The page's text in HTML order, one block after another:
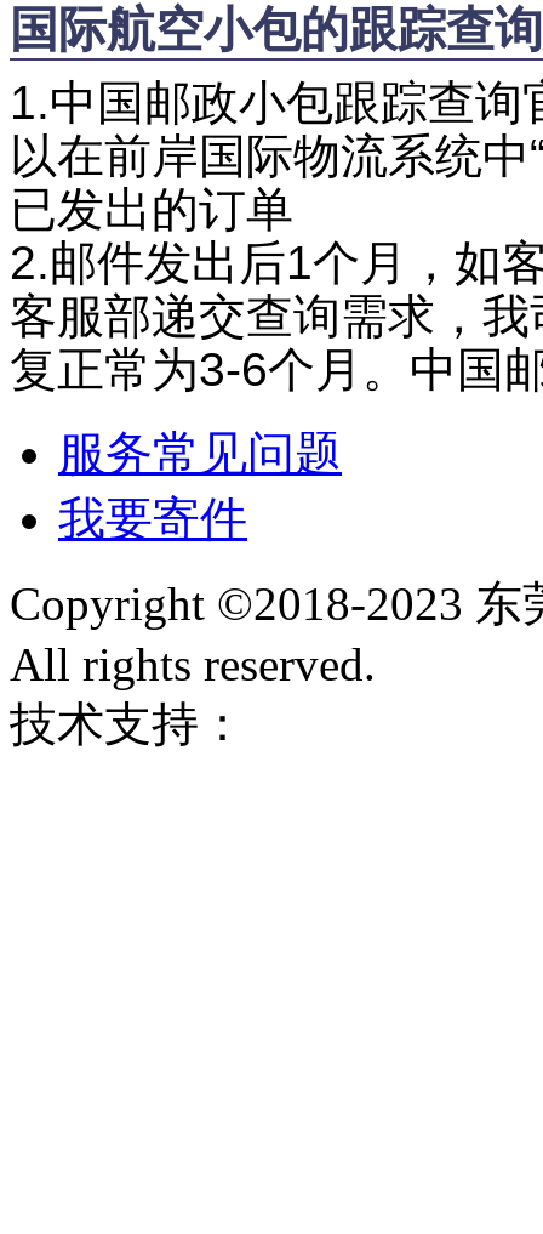
国际航空小包的跟踪查
1.中国邮政小包跟踪查
以在前岸国际物流系统中
已发出的订单
2.邮件发出后1个月，如
客服部递交查询需求，
复正常为3-6个月。中国
服务常见问题
我要寄件
Copyright ©2018-2023
All rights reserved.
技术支持：